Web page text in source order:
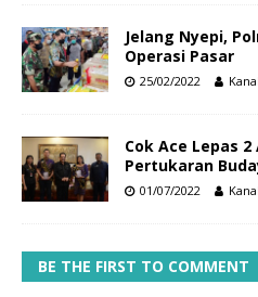
Jelang Nyepi,
Operasi Pasar
25/02/2022
Cok Ace Lepas
Pertukaran
01/07/2022
BE THE FIRST TO COMMENT